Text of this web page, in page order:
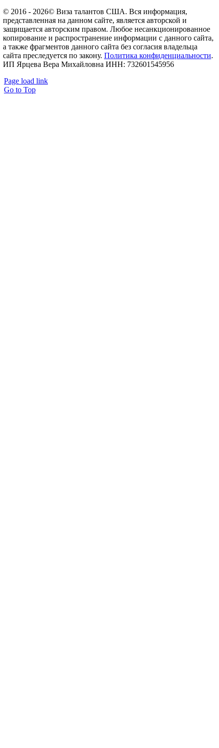
© 2016 - 2026© Виза талантов США. Вся информация,
представленная на данном сайте, является авторской и
защищается авторским правом. Любое несанкционированное
копирование и распространение информации с данного сайта,
а также фрагментов данного сайта без согласия владельца
сайта преследуется по закону. Политика конфиденциальности.
ИП Ярцева Вера Михайловна ИНН: 732601545956
Page load link
Go to Top